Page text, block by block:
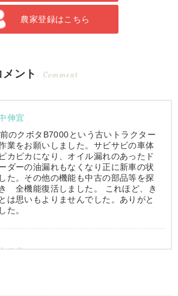
農家登録はこちら
ント Comment
伸宜
のクボタB7000という古いトラクター
業をお願いしました。サビサビの車体
カピカになり、オイル漏れのあったド
ダーの油漏れもなくなり正に新車の状
た。その他の機能も中古の部品等を探
全機能復活しました。 これほど、き
は思いもよりませんでした。ありがと
た。
伸宜
納車。すべてにおいて満足していたの
クターの塗装整備を依頼しました。納